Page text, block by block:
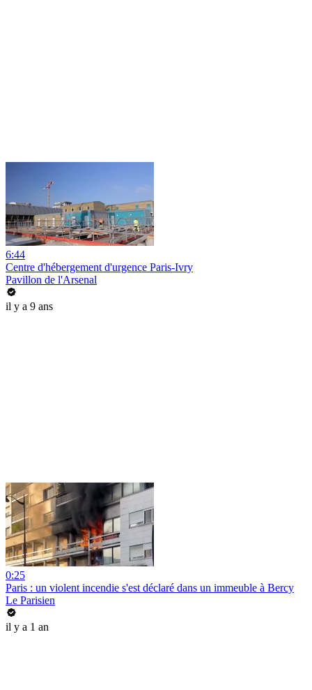
6:44
Centre d'hébergement d'urgence Paris-Ivry
Pavillon de l'Arsenal
il y a 9 ans
0:25
Paris : un violent incendie s'est déclaré dans un immeuble à Bercy
Le Parisien
il y a 1 an